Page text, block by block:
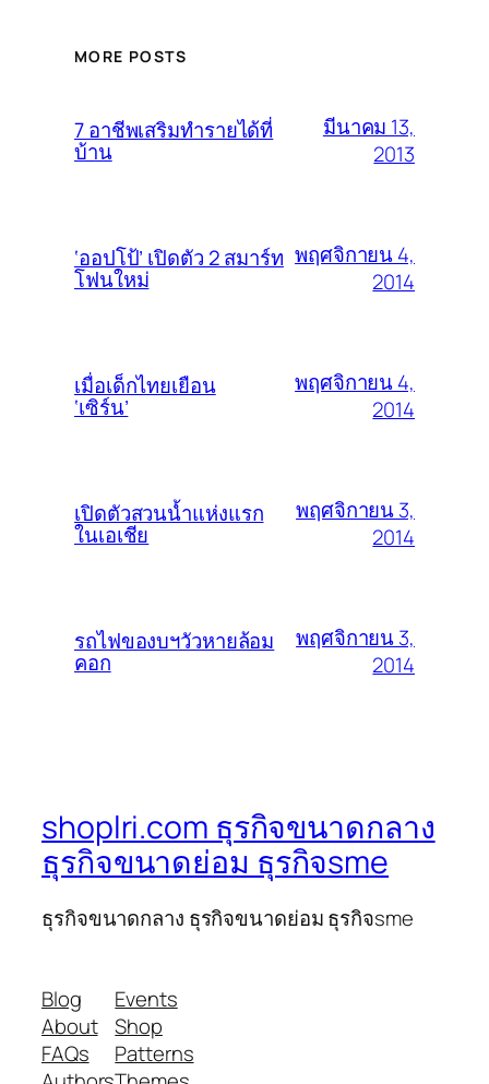
MORE POSTS
7 อาชีพเสริมทำรายได้ที่
บ้าน
มีนาคม 13,
2013
‘ออปโป้’ เปิดตัว 2 สมาร์ท
โฟนใหม่
พฤศจิกายน 4,
2014
เมื่อเด็กไทยเยือน
‘เซิร์น’
พฤศจิกายน 4,
2014
เปิดตัวสวนน้ำแห่งแรก
ในเอเชีย
พฤศจิกายน 3,
2014
รถไฟของบฯวัวหายล้อม
คอก
พฤศจิกายน 3,
2014
shoplri.com ธุรกิจขนาดกลาง
ธุรกิจขนาดย่อม ธุรกิจsme
ธุรกิจขนาดกลาง ธุรกิจขนาดย่อม ธุรกิจsme
Blog
About
FAQs
Events
Shop
Patterns